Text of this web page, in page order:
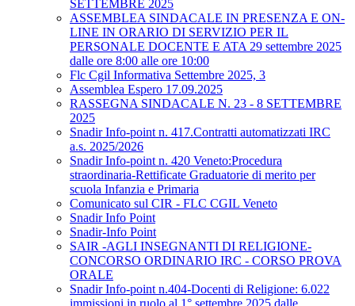
SETTEMBRE 2025
ASSEMBLEA SINDACALE IN PRESENZA E ON-
LINE IN ORARIO DI SERVIZIO PER IL
PERSONALE DOCENTE E ATA 29 settembre 2025
dalle ore 8:00 alle ore 10:00
Flc Cgil Informativa Settembre 2025, 3
Assemblea Espero 17.09.2025
RASSEGNA SINDACALE N. 23 - 8 SETTEMBRE
2025
Snadir Info-point n. 417.Contratti automatizzati IRC
a.s. 2025/2026
Snadir Info-point n. 420 Veneto:Procedura
straordinaria-Rettificate Graduatorie di merito per
scuola Infanzia e Primaria
Comunicato sul CIR - FLC CGIL Veneto
Snadir Info Point
Snadir-Info Point
SAIR -AGLI INSEGNANTI DI RELIGIONE-
CONCORSO ORDINARIO IRC - CORSO PROVA
ORALE
Snadir Info-point n.404-Docenti di Religione: 6.022